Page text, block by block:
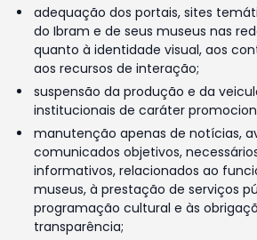
adequação dos portais, sites
do Ibram e de seus museus nas
quanto à identidade visual, aos
aos recursos de interação;
suspensão da produção e da
institucionais de caráter
manutenção apenas de notícias,
comunicados objetivos,
informativos, relacionados ao
museus, à prestação de serviços
programação cultural e às
transparência;